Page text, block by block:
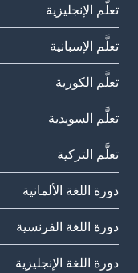
تعلَّم الإنجليزية
تعلَّم الإسبانية
تعلَّم الكورية
تعلَّم السويدية
تعلَّم التركية
دورة اللغة الألمانية
دورة اللغة الفرنسية
دورة اللغة الإنجليزية